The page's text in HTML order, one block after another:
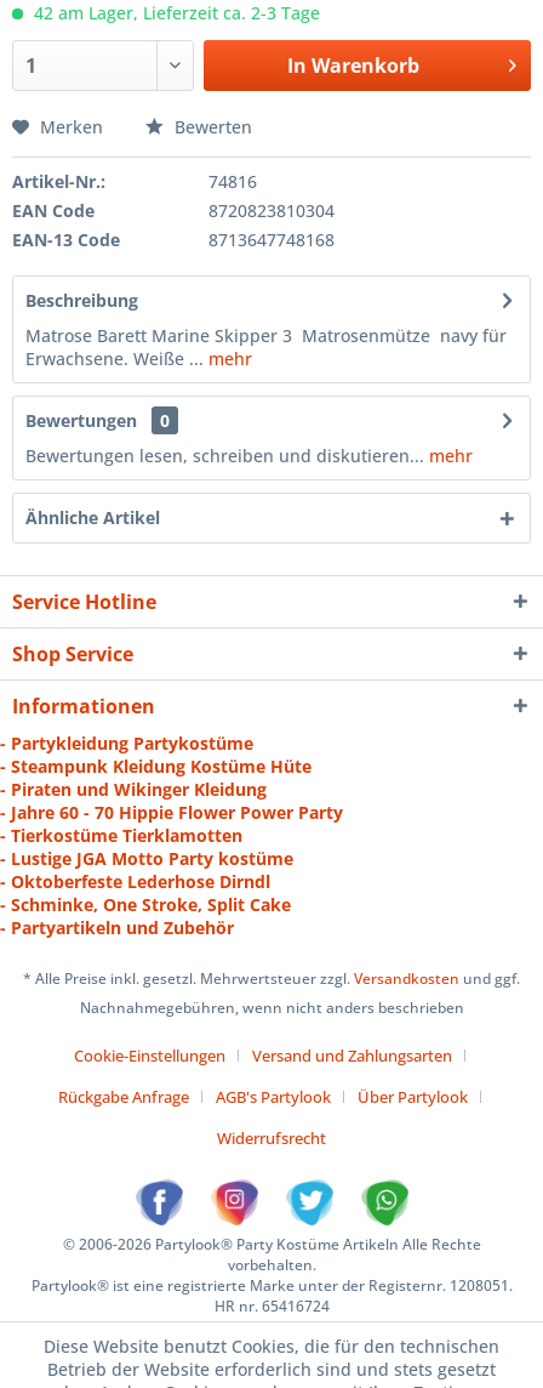
42 am Lager, Lieferzeit ca. 2-3 Tage
In Warenkorb
Merken Bewerten
Artikel-Nr.:
74816
EAN Code
8720823810304
EAN-13 Code
8713647748168
Beschreibung
Matrose Barett Marine Skipper 3 Matrosenmütze navy für
Erwachsene. Weiße ... mehr
Bewertungen
0
Bewertungen lesen, schreiben und diskutieren... mehr
Ähnliche Artikel
Service Hotline
Shop Service
Informationen
- Partykleidung Partykostüme
- Steampunk Kleidung Kostüme Hüte
- Piraten und Wikinger Kleidung
- Jahre 60 - 70 Hippie Flower Power Party
- Tierkostüme Tierklamotten
- Lustige JGA Motto Party kostüme
- Oktoberfeste Lederhose Dirndl
- Schminke, One Stroke, Split Cake
- Partyartikeln und Zubehör
* Alle Preise inkl. gesetzl. Mehrwertsteuer zzgl.Versandkosten und ggf.
Nachnahmegebühren, wenn nicht anders beschrieben
Cookie-Einstellungen
Versand und Zahlungsarten
Rückgabe Anfrage
AGB's Partylook
Über Partylook
Widerrufsrecht
© 2006-2026 Partylook® Party Kostüme Artikeln Alle Rechte
vorbehalten.
Partylook® ist eine registrierte Marke unter der Registernr. 1208051.
HR nr. 65416724
Diese Website benutzt Cookies, die für den technischen
Betrieb der Website erforderlich sind und stets gesetzt